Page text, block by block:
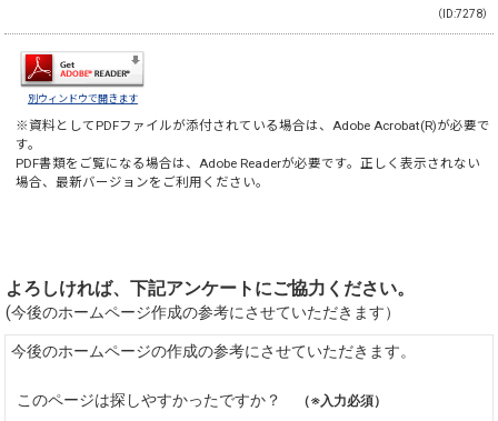
（ID:7278）
別ウィンドウで開きます
※資料としてPDFファイルが添付されている場合は、 Adobe Acrobat(R)が必要で
す。
PDF書類をご覧になる場合は、 Adobe Readerが必要です。正しく表示されない
場合、最新バージョンをご利用ください。